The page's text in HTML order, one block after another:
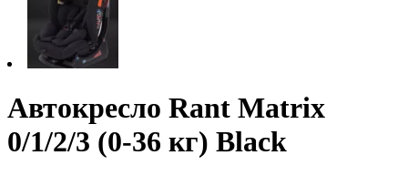
Автокресло Rant Matrix
0/1/2/3 (0-36 кг) Black